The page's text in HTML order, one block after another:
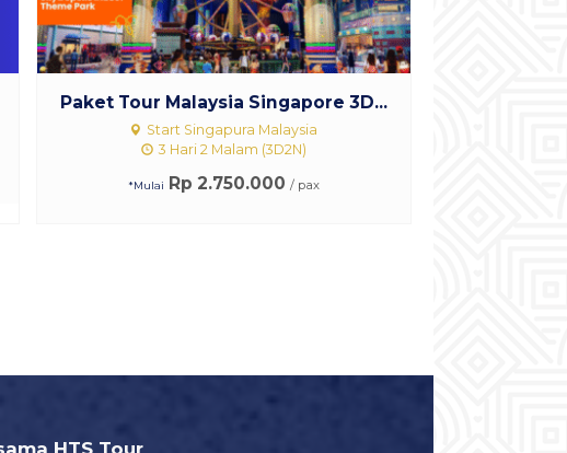
Paket Tour Malaysia Singapore 3D...
Start Singapura Malaysia
3 Hari 2 Malam (3D2N)
*Mulai Rp 2.750.000 / pax